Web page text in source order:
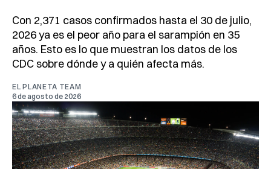
Con 2,371 casos confirmados hasta el 30 de julio,
2026 ya es el peor año para el sarampión en 35
años. Esto es lo que muestran los datos de los
CDC sobre dónde y a quién afecta más.
EL PLANETA TEAM
6 de agosto de 2026